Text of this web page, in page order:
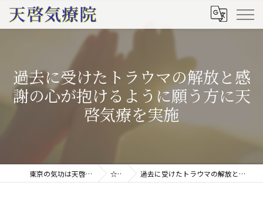
過去に受けたトラウマの解放と感
謝の心が抱けるように願う方に天
啓気療を実施
東京の気功は天啓気療院(天啓気功療法治療院) ☆ブログ 過去に受けたトラウマの解放と感謝の心が抱けるように願う方に天啓気療を実施